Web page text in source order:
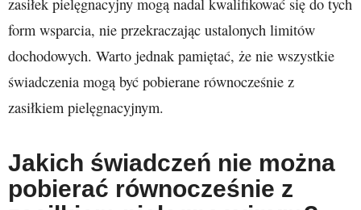
form wsparcia, nie przekraczając ustalonych limitów
dochodowych. Warto jednak pamiętać, że nie wszystkie
świadczenia mogą być pobierane równocześnie z
zasiłkiem pielęgnacyjnym.
Jakich świadczeń nie można
pobierać równocześnie z